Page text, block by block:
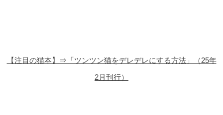
【注目の猫本】⇒「ツンツン猫をデレデレにする方法」（25年
2月刊行）